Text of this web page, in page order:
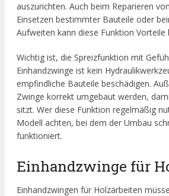
auszurichten. Auch beim Reparieren
Einsetzen bestimmter Bauteile oder
Aufweiten kann diese Funktion Vorteile
Wichtig ist, die Spreizfunktion mit
Einhandzwinge ist kein
empfindliche Bauteile beschädigen.
Zwinge korrekt umgebaut werden,
sitzt. Wer diese Funktion regelmäßig
Modell achten, bei dem der Umbau
funktioniert.
Einhandzwinge für
Einhandzwingen für Holzarbeiten